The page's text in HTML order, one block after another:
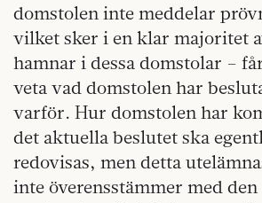
domstolen inte meddelar
vilket sker i en klar majoritet
hamnar i dessa domstolar –
veta vad domstolen har
varför. Hur domstolen har
det aktuella beslutet ska
redovisas, men detta
inte överensstämmer med den